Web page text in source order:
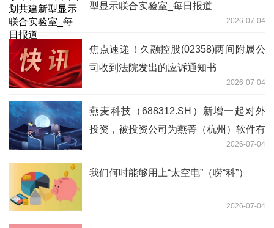
型显示联合实验室_每日报道
2026-07-04
焦点速递！久融控股(02358)两间附属公
司收到法院发出的应诉通知书
2026-07-04
燕麦科技（688312.SH）新增一起对外
投资，被投资公司为燕菁（杭州）软件有
2026-07-04
我们何时能够用上“太空电”（唠“科”）
2026-07-04